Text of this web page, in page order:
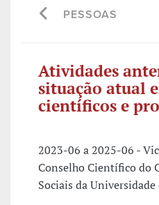
PESSOAS
Atividades
situação atual
científicos e
2023-06 a 2025-06 -
Conselho Científico do
Sociais da